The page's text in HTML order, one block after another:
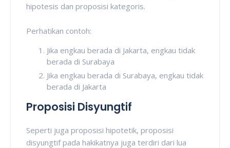
hipotesis dan proposisi kategoris.
Perhatikan contoh:
Jika engkau berada di Jakarta, engkau tidak
berada di Surabaya
Jika engkau berada di Surabaya, engkau tidak
berada di Jakarta
Proposisi Disyungtif
Seperti juga proposisi hipotetik, proposisi
disyungtif pada hakikatnya juga terdiri dari lua